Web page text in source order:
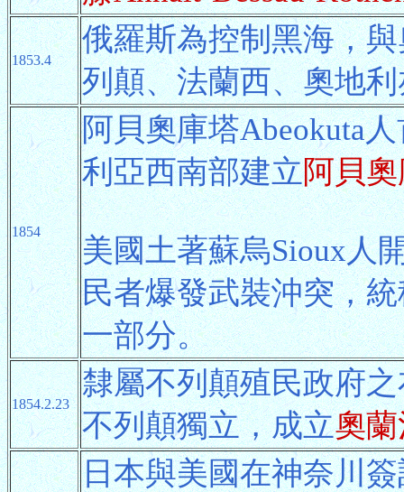
1853.4
俄羅斯為控制黑海，
列顛、法蘭西、奧地
1854
阿貝奧庫塔Abeokuta
利亞西南部建立阿貝
美國土著蘇烏Sioux人
民者爆發武裝沖突，
一部分。
1854.2.23
隸屬不列顛殖民政府
不列顛獨立，成立奧
日本與美國在神奈川